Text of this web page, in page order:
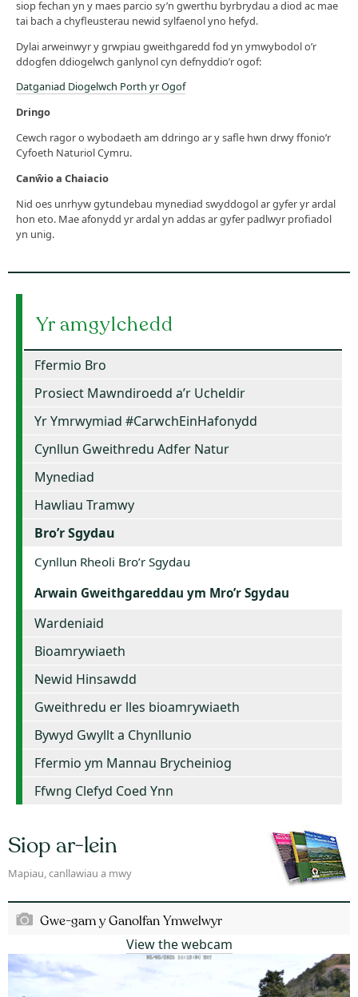
siop fechan yn y maes parcio sy’n gwerthu byrbrydau a diod ac mae
tai bach a chyfleusterau newid sylfaenol yno hefyd.
Dylai arweinwyr y grwpiau gweithgaredd fod yn ymwybodol o’r
ddogfen ddiogelwch ganlynol cyn defnyddio’r ogof:
Datganiad Diogelwch Porth yr Ogof
Dringo
Cewch ragor o wybodaeth am ddringo ar y safle hwn drwy ffonio’r
Cyfoeth Naturiol Cymru.
Canŵio a Chaiacio
Nid oes unrhyw gytundebau mynediad swyddogol ar gyfer yr ardal
hon eto. Mae afonydd yr ardal yn addas ar gyfer padlwyr profiadol
yn unig.
Yr amgylchedd
Ffermio Bro
Prosiect Mawndiroedd a’r Ucheldir
Yr Ymrwymiad #CarwchEinHafonydd
Cynllun Gweithredu Adfer Natur
Mynediad
Hawliau Tramwy
Bro’r Sgydau
Cynllun Rheoli Bro’r Sgydau
Arwain Gweithgareddau ym Mro’r Sgydau
Wardeniaid
Bioamrywiaeth
Newid Hinsawdd
Gweithredu er lles bioamrywiaeth
Bywyd Gwyllt a Chynllunio
Ffermio ym Mannau Brycheiniog
Ffwng Clefyd Coed Ynn
Siop ar-lein
Mapiau, canllawiau a mwy
Gwe-gam y Ganolfan Ymwelwyr
View the webcam